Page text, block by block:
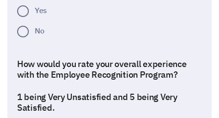
Yes
No
How would you rate your overall experience
with the Employee Recognition Program?
1 being Very Unsatisfied and 5 being Very
Satisfied.